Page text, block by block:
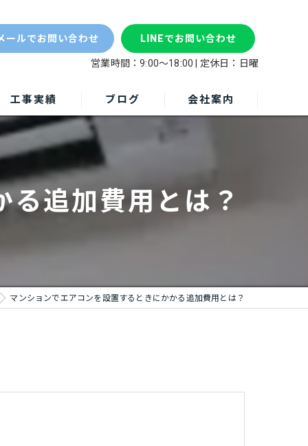
ールでお問い合わせ LINEでお問い合わせ
営業時間：9:00～18:00 | 定休日：日曜
工事実績 ブログ 会社案内
追加費用とは？
マンションでエアコンを設置するときにかかる追加費用とは？